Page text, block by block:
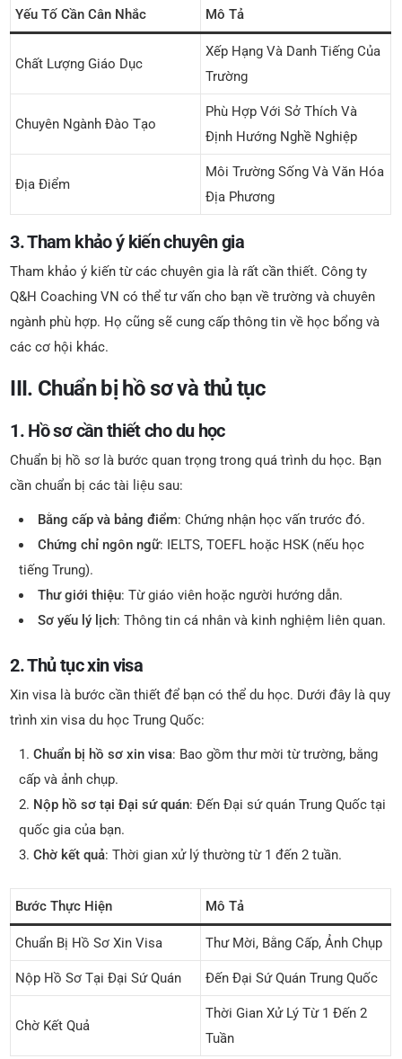
Yếu Tố Cần Cân Nhắc Mô Tả
Chất Lượng Giáo Dục
Xếp Hạng Và Danh Tiếng Của
Trường
Chuyên Ngành Đào Tạo
Phù Hợp Với Sở Thích Và
Định Hướng Nghề Nghiệp
Địa Điểm
Môi Trường Sống Và Văn Hóa
Địa Phương
3. Tham khảo ý kiến chuyên gia
Tham khảo ý kiến từ các chuyên gia là rất cần thiết. Công ty
Q&H Coaching VN có thể tư vấn cho bạn về trường và chuyên
ngành phù hợp. Họ cũng sẽ cung cấp thông tin về học bổng và
các cơ hội khác.
III. Chuẩn bị hồ sơ và thủ tục
1. Hồ sơ cần thiết cho du học
Chuẩn bị hồ sơ là bước quan trọng trong quá trình du học. Bạn
cần chuẩn bị các tài liệu sau:
Bằng cấp và bảng điểm: Chứng nhận học vấn trước đó.
Chứng chỉ ngôn ngữ: IELTS, TOEFL hoặc HSK (nếu học
tiếng Trung).
Thư giới thiệu: Từ giáo viên hoặc người hướng dẫn.
Sơ yếu lý lịch: Thông tin cá nhân và kinh nghiệm liên quan.
2. Thủ tục xin visa
Xin visa là bước cần thiết để bạn có thể du học. Dưới đây là quy
trình xin visa du học Trung Quốc:
Chuẩn bị hồ sơ xin visa: Bao gồm thư mời từ trường, bằng
cấp và ảnh chụp.
Nộp hồ sơ tại Đại sứ quán: Đến Đại sứ quán Trung Quốc tại
quốc gia của bạn.
Chờ kết quả: Thời gian xử lý thường từ 1 đến 2 tuần.
Bước Thực Hiện Mô Tả
Chuẩn Bị Hồ Sơ Xin Visa Thư Mời, Bằng Cấp, Ảnh Chụp
Nộp Hồ Sơ Tại Đại Sứ Quán Đến Đại Sứ Quán Trung Quốc
Chờ Kết Quả
Thời Gian Xử Lý Từ 1 Đến 2
Tuần